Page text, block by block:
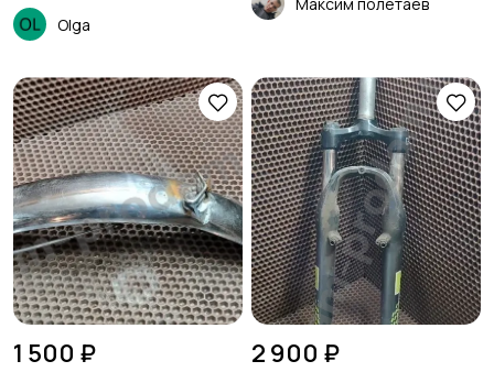
Olga
1 500 ₽ 2 900 ₽